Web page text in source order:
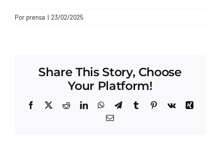
Por prensa | 23/02/2025
Share This Story, Choose
Your Platform!
Facebook
X RedditLinkedInWhatsApp
TelegramTumblrPinterest
Vk
Xing
Correo